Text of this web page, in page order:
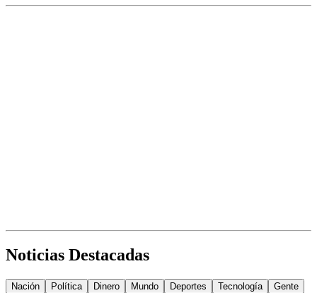
Noticias Destacadas
Nación Política Dinero Mundo Deportes Tecnología Gente